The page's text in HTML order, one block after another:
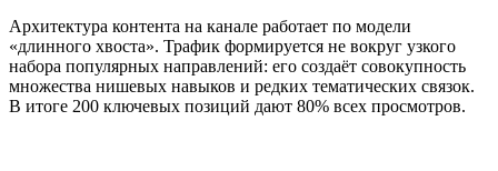
Архитектура контента на канале работает по модели
«длинного хвоста». Трафик формируется не вокруг узкого
набора популярных направлений: его создаёт совокупность
множества нишевых навыков и редких тематических связок.
В итоге 200 ключевых позиций дают 80% всех просмотров.